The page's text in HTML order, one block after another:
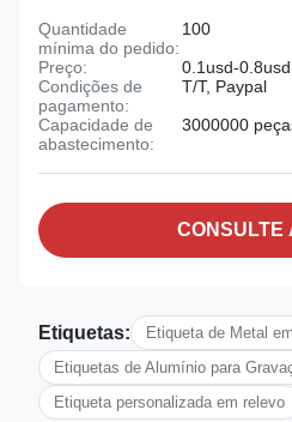
Quantidade
mínima do pedido:
100
Preço:
0.1usd-0.8usd
Condições de
pagamento:
T/T, Paypal
Capacidade de
abastecimento:
3000000
CONSULTE
Etiquetas:
Etiqueta de Metal
Etiquetas de Alumínio para
Etiqueta personalizada em relevo